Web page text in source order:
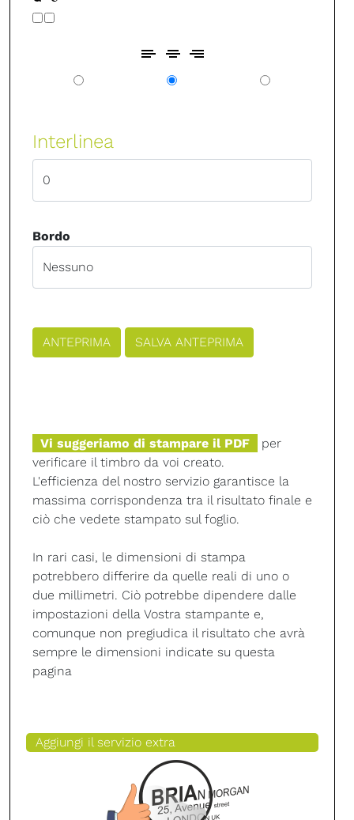
Interlinea
Bordo
Vi suggeriamo di stampare il PDF
per
verificare il timbro da voi creato.
L'efficienza del nostro servizio garantisce la
massima corrispondenza tra il risultato finale e
ciò che vedete stampato sul foglio.
In rari casi, le dimensioni di stampa
potrebbero differire da quelle reali di uno o
due millimetri. Ciò potrebbe dipendere dalle
impostazioni della Vostra stampante e,
comunque non pregiudica il risultato che avrà
sempre le dimensioni indicate su questa
pagina
Aggiungi il servizio extra